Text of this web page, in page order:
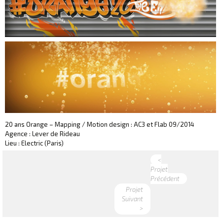
20 ans Orange – Mapping / Motion design : AC3 et Flab 09/2014
Agence : Lever de Rideau
Lieu : Electric (Paris)
<
Projet
Précédent
Projet
Suivant
>